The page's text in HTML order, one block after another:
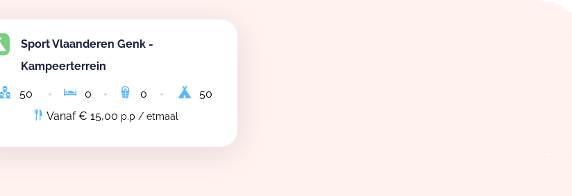
Sport Vlaanderen Genk -
Kampeerterrein
50 0 0
50
Vanaf € 15,00 p.p / etmaal